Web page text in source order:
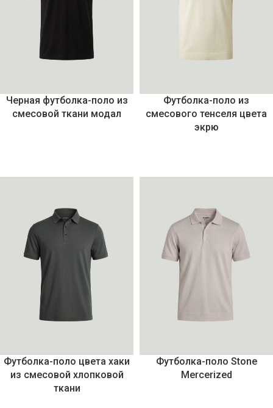
Черная футболка-поло из
смесовой ткани модал
Футболка-поло из
смесового тенселя цвета
экрю
Футболка-поло цвета хаки
из смесовой хлопковой
ткани
Футболка-поло Stone
Mercerized